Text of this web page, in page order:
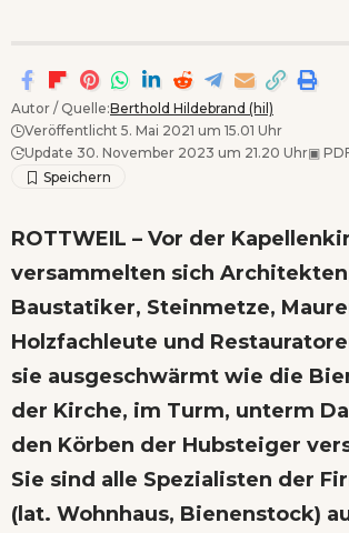
Autor / Quelle:Berthold Hildebrand (hil)
Veröffentlicht 5. Mai 2021 um 15.01 Uhr
Update 30. November 2023 um 21.20 Uhr▣
ROTTWEIL – Vor der
versammelten sich
Baustatiker, Steinmetze,
Holzfachleute und
sie ausgeschwärmt wie die
der Kirche, im Turm, unterm
den Körben der Hubsteiger
Sie sind alle Spezialisten der
(lat. Wohnhaus, Bienenstock)